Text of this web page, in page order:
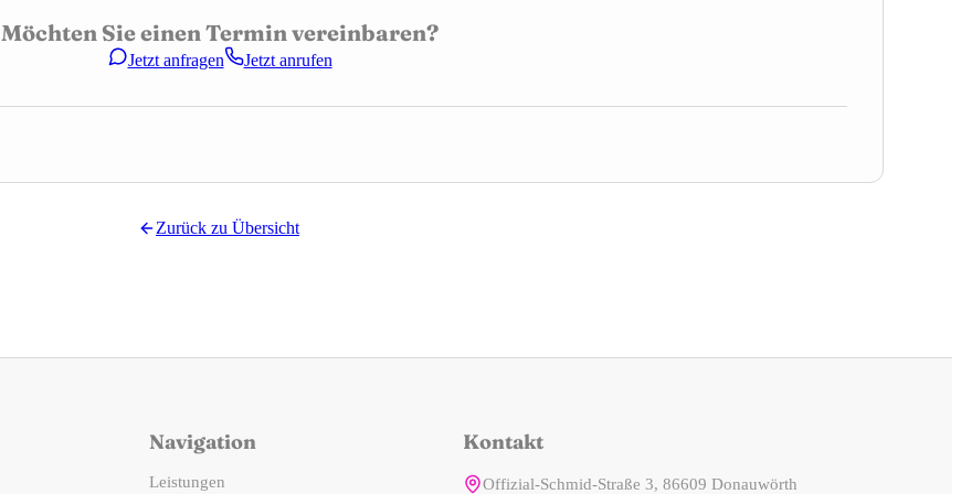
Möchten Sie einen Termin vereinbaren?
Jetzt anfragen Jetzt anrufen
Zurück zu Übersicht
Navigation
Leistungen
Kontakt
Offizial-Schmid-Straße 3, 86609 Donauwörth